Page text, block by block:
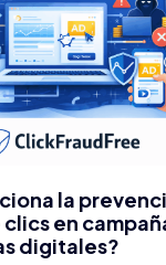
la
en
digitales?